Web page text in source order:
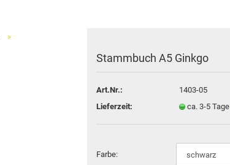
»
Stammbuch A5 Ginkgo
Art.Nr.:
1403-05
Lieferzeit:
ca. 3-5 Tage
Farbe: